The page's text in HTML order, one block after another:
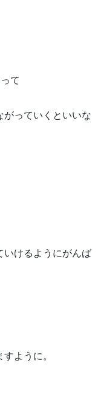
って
っていくといいな
けるようにがんば
ように。